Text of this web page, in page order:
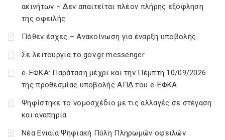
ακινήτων – Δεν απαιτείται πλέον πλήρης εξόφληση
της οφειλής
Πόθεν έσχες – Ανακοίνωση για έναρξη υποβολής
Σε λειτουργία το gov.gr messenger
e-ΕΦΚΑ: Παράταση μέχρι και την Πέμπτη 10/09/2026
της προθεσμίας υποβολής ΑΠΔ του e-ΕΦΚΑ
Ψηφίστηκε το νομοσχέδιο με τις αλλαγές σε στέγαση
και αναπηρία
Νέα Ενιαία Ψηφιακή Πύλη Πληρωμών οφειλών